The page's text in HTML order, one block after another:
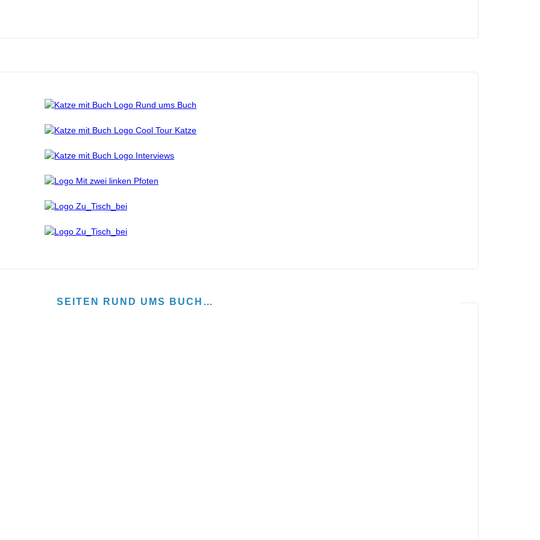
SEITEN RUND UMS BUCH…